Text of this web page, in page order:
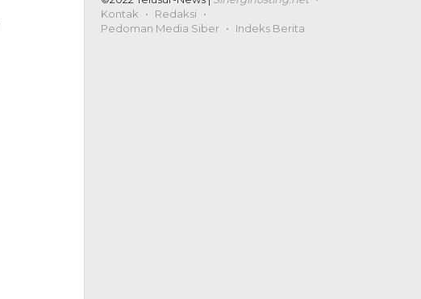
Kontak
Redaksi
Pedoman Media Siber
Indeks Berita